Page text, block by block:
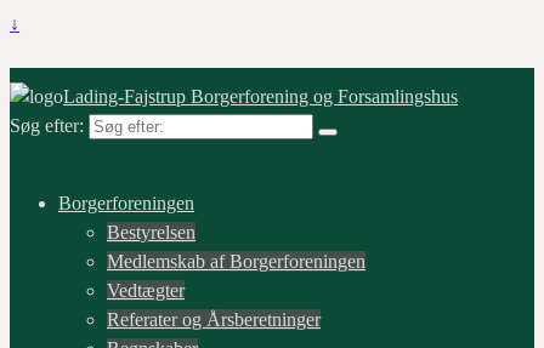
↓
Lading-Fajstrup Borgerforening og Forsamlingshus
Søg efter:
Borgerforeningen
Bestyrelsen
Medlemskab af Borgerforeningen
Vedtægter
Referater og Årsberetninger